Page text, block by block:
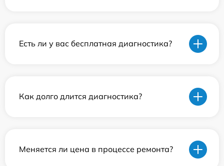
Есть ли у вас бесплатная диагностика?
Как долго длится диагностика?
Меняется ли цена в процессе ремонта?